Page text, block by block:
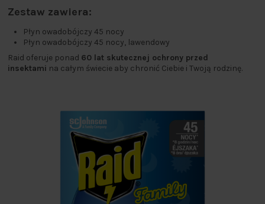
Zestaw zawiera:
Płyn owadobójczy 45 nocy
Płyn owadobójczy 45 nocy, lawendowy
Raid oferuje ponad 60 lat skutecznej ochrony przed
insektami na całym świecie aby chronić Ciebie i Twoją rodzinę.